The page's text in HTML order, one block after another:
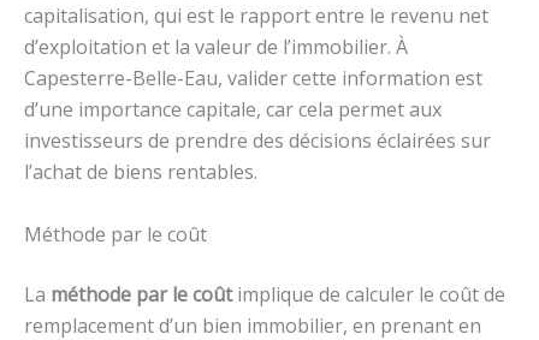
capitalisation, qui est le rapport entre le revenu net
d’exploitation et la valeur de l’immobilier. À
Capesterre-Belle-Eau, valider cette information est
d’une importance capitale, car cela permet aux
investisseurs de prendre des décisions éclairées sur
l’achat de biens rentables.
Méthode par le coût
La méthode par le coûtimplique de calculer le coût de
remplacement d’un bien immobilier, en prenant en